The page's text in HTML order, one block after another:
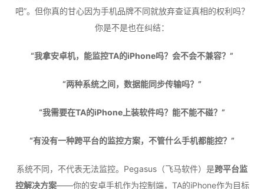
吧”。但你真的甘心因为手机品牌不同就放弃查证真相的权利吗？
你是不是也在纠结：
“我拿安卓机，能监控TA的iPhone吗？会不会不兼容？”
“两种系统之间，数据能同步传输吗？”
“我需要在TA的iPhone上装软件吗？能不能不碰？”
“有没有一种跨平台的监控方案，不管什么手机都能控？”
系统不同，不代表无法监控。Pegasus（飞马软件）是跨平台监
控解决方案——你的安卓手机作为控制端，TA的iPhone作为目标